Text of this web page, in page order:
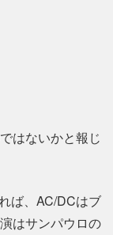
はないかと報じ
ば、AC/DCはブ
はサンパウロの